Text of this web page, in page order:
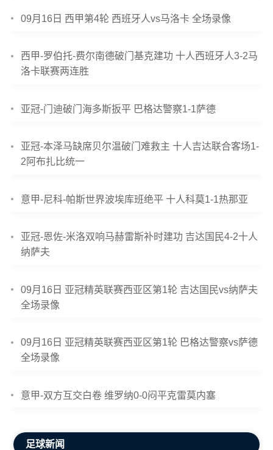
09月16日 西甲第4轮 西班牙人vs马洛卡 全场录像
西甲-罗伯托-费尔南德破门基克建功 十人西班牙人3-2马
洛卡联赛两连胜
亚冠-门迪破门海多斯扳平 巴格达警察1-1萨德
亚冠-本泽马缺席贝尔温破门难救主 十人吉达联合客场1-
2阿布扎比统一
意甲-尼科-帕斯世界波埃库班绝平 十人科莫1-1热那亚
亚冠-恩佐-米洛双响马赫雷斯补时建功 吉达国民4-2十人
纳萨夫
09月16日 亚冠精英联赛西亚区第1轮 吉达国民vs纳萨夫
全场录像
09月16日 亚冠精英联赛西亚区第1轮 巴格达警察vs萨德
全场录像
意甲-双方互交白卷 维罗纳0-0闷平克雷莫内塞
足球新闻